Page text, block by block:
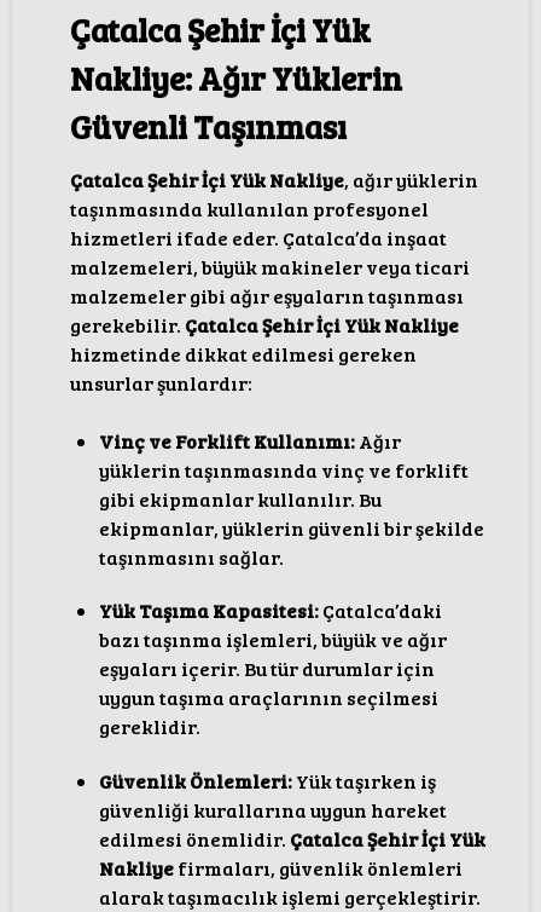
Çatalca Şehir İçi Yük
Nakliye: Ağır Yüklerin
Güvenli Taşınması
Çatalca Şehir İçi Yük Nakliye, ağır yüklerin
taşınmasında kullanılan profesyonel
hizmetleri ifade eder. Çatalca’da inşaat
malzemeleri, büyük makineler veya ticari
malzemeler gibi ağır eşyaların taşınması
gerekebilir. Çatalca Şehir İçi Yük Nakliye
hizmetinde dikkat edilmesi gereken
unsurlar şunlardır:
Vinç ve Forklift Kullanımı:Ağır
yüklerin taşınmasında vinç ve forklift
gibi ekipmanlar kullanılır. Bu
ekipmanlar, yüklerin güvenli bir şekilde
taşınmasını sağlar.
Yük Taşıma Kapasitesi:Çatalca’daki
bazı taşınma işlemleri, büyük ve ağır
eşyaları içerir. Bu tür durumlar için
uygun taşıma araçlarının seçilmesi
gereklidir.
Güvenlik Önlemleri:Yük taşırken iş
güvenliği kurallarına uygun hareket
edilmesi önemlidir. Çatalca Şehir İçi Yük
Nakliyefirmaları, güvenlik önlemleri
alarak taşımacılık işlemi gerçekleştirir.